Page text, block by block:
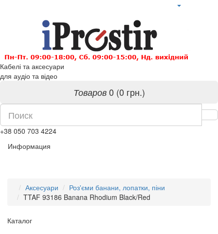
Кабелі та аксесуари
для аудіо та відео
Товаров0 (0 грн.)
+38 050 703 4224
Информация
Аксесуари
Роз'єми банани, лопатки, піни
TTAF 93186 Banana Rhodium Black/Red
Каталог